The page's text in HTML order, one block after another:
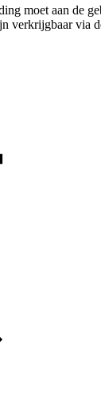
moet aan de
verkrijgbaar via